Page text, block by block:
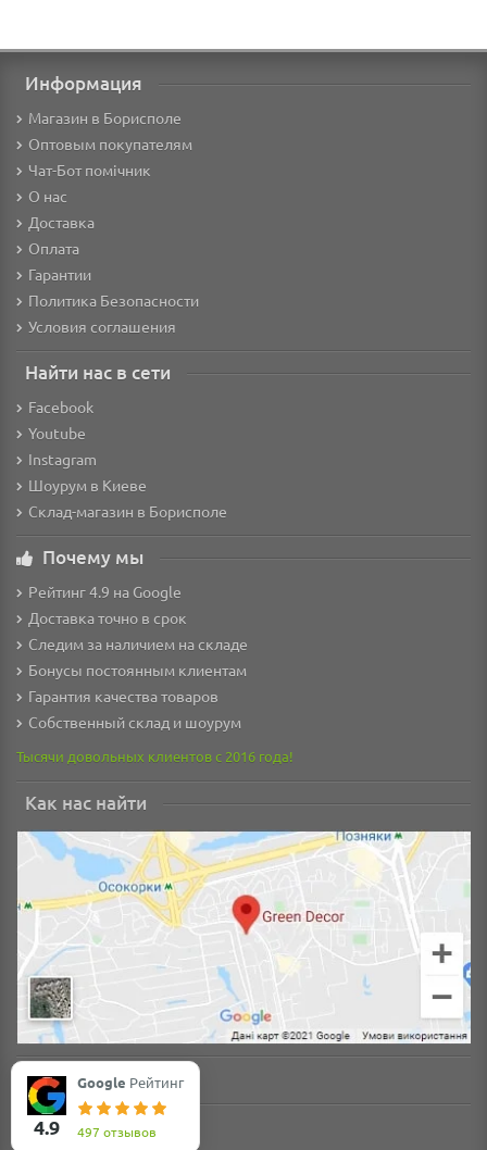
Информация
Магазин в Борисполе
Оптовым покупателям
Чат-Бот помічник
О нас
Доставка
Оплата
Гарантии
Политика Безопасности
Условия соглашения
Найти нас в сети
Facebook
Youtube
Instagram
Шоурум в Киеве
Склад-магазин в Борисполе
Почему мы
Рейтинг 4.9 на Google
Доставка точно в срок
Следим за наличием на складе
Бонусы постоянным клиентам
Гарантия качества товаров
Собственный склад и шоурум
Тысячи довольных клиентов с 2016 года!
Как нас найти
4.9
Google Рейтинг
497 отзывов